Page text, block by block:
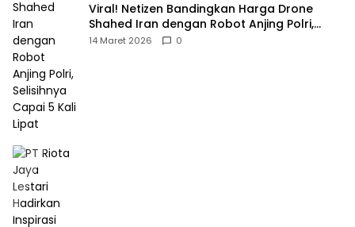
Viral! Netizen Bandingkan Harga Drone
Shahed Iran dengan Robot Anjing Polri,
Selisihnya Capai 5 Kali Lipat
14 Maret 2026 0